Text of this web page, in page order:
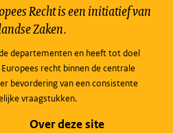
Recht is een initiatief van
Zaken.
departementen en heeft tot doel
recht binnen de centrale
bevordering van een consistente
vraagstukken.
Over deze site